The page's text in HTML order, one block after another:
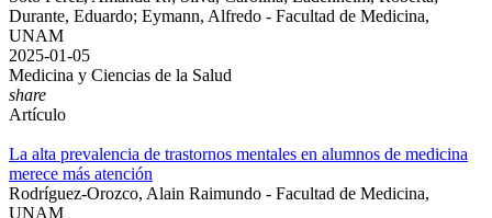
Durante, Eduardo; Eymann, Alfredo - Facultad de Medicina,
UNAM
2025-01-05
Medicina y Ciencias de la Salud
share
Artículo
La alta prevalencia de trastornos mentales en alumnos de medicina
merece más atención
Rodríguez-Orozco, Alain Raimundo - Facultad de Medicina,
UNAM